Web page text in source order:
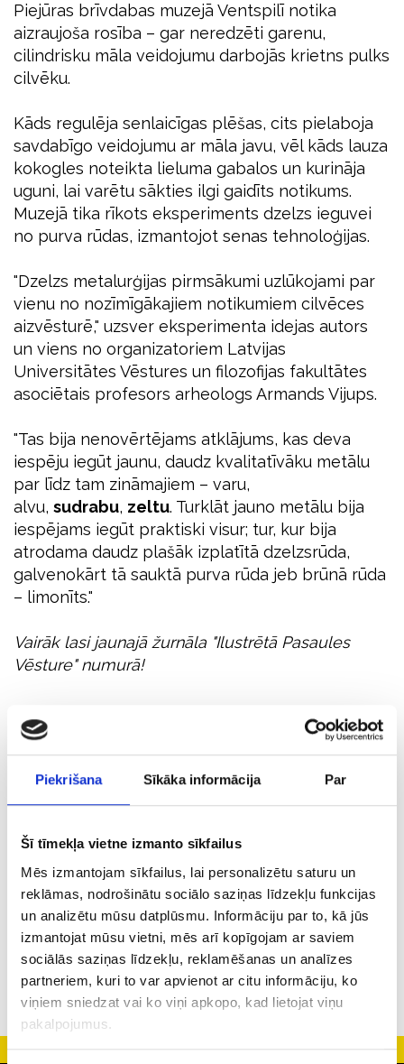
Piekrišana Sīkāka informācija Par
Šī tīmekļa vietne izmanto sīkfailus
Mēs izmantojam sīkfailus, lai personalizētu saturu un
reklāmas, nodrošinātu sociālo saziņas līdzekļu funkcijas
un analizētu mūsu datplūsmu. Informāciju par to, kā jūs
izmantojat mūsu vietni, mēs arī kopīgojam ar saviem
sociālās saziņas līdzekļu, reklamēšanas un analīzes
partneriem, kuri to var apvienot ar citu informāciju, ko
viņiem sniedzat vai ko viņi apkopo, kad lietojat viņu
pakalpojumus.
Piejūras brīvdabas muzejā Ventspilī notika
aizraujoša rosība – gar neredzēti garenu,
cilindrisku māla veidojumu darbojās krietns pulks
cilvēku.
Kāds regulēja senlaicīgas plēšas, cits pielaboja
savdabīgo veidojumu ar māla javu, vēl kāds lauza
kokogles noteikta lieluma gabalos un kurināja
uguni, lai varētu sākties ilgi gaidīts notikums.
Muzejā tika rīkots eksperiments dzelzs ieguvei
no purva rūdas, izmantojot senas tehnoloģijas.
"Dzelzs metalurģijas pirmsākumi uzlūkojami par
vienu no nozīmīgākajiem notikumiem cilvēces
aizvēsturē," uzsver eksperimenta idejas autors
un viens no organizatoriem Latvijas
Universitātes Vēstures un filozofijas fakultātes
asociētais profesors arheologs Armands Vijups.
"Tas bija nenovērtējams atklājums, kas deva
iespēju iegūt jaunu, daudz kvalitatīvāku metālu
par līdz tam zināmajiem – varu,
alvu, sudrabu, zeltu. Turklāt jauno metālu bija
iespējams iegūt praktiski visur; tur, kur bija
atrodama daudz plašāk izplatītā dzelzsrūda,
galvenokārt tā sauktā purva rūda jeb brūnā rūda
– limonīts."
Vairāk lasi jaunajā žurnāla "Ilustrētā Pasaules
Vēsture" numurā!
Atpakaļ
8838
2722 3344